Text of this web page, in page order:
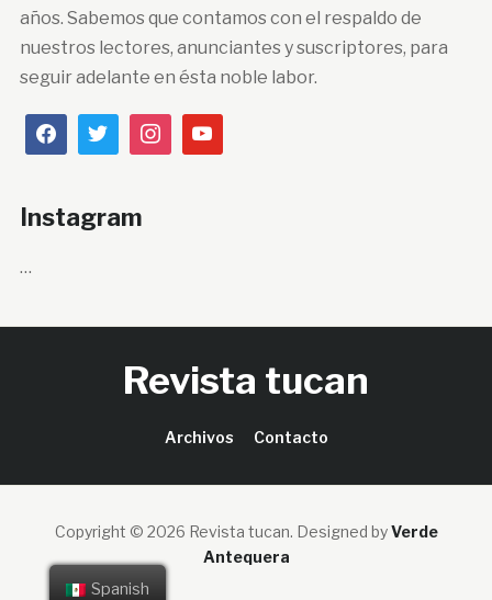
años. Sabemos que contamos con el respaldo de
nuestros lectores, anunciantes y suscriptores, para
seguir adelante en ésta noble labor.
Instagram
…
Revista tucan
Archivos Contacto
Copyright © 2026 Revista tucan. Designed byVerde
Antequera
Spanish